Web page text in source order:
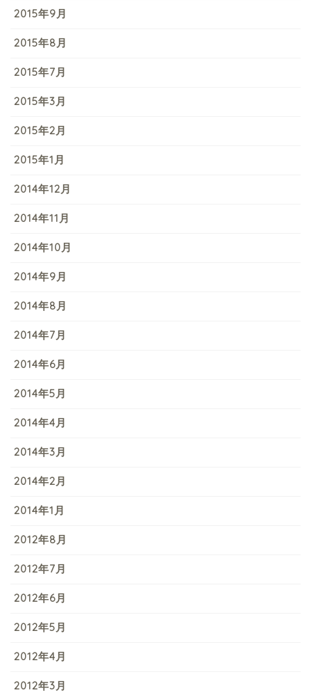
2015年9月
2015年8月
2015年7月
2015年3月
2015年2月
2015年1月
2014年12月
2014年11月
2014年10月
2014年9月
2014年8月
2014年7月
2014年6月
2014年5月
2014年4月
2014年3月
2014年2月
2014年1月
2012年8月
2012年7月
2012年6月
2012年5月
2012年4月
2012年3月